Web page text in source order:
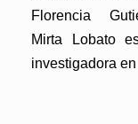
Florencia
Mirta Lobato
investigadora